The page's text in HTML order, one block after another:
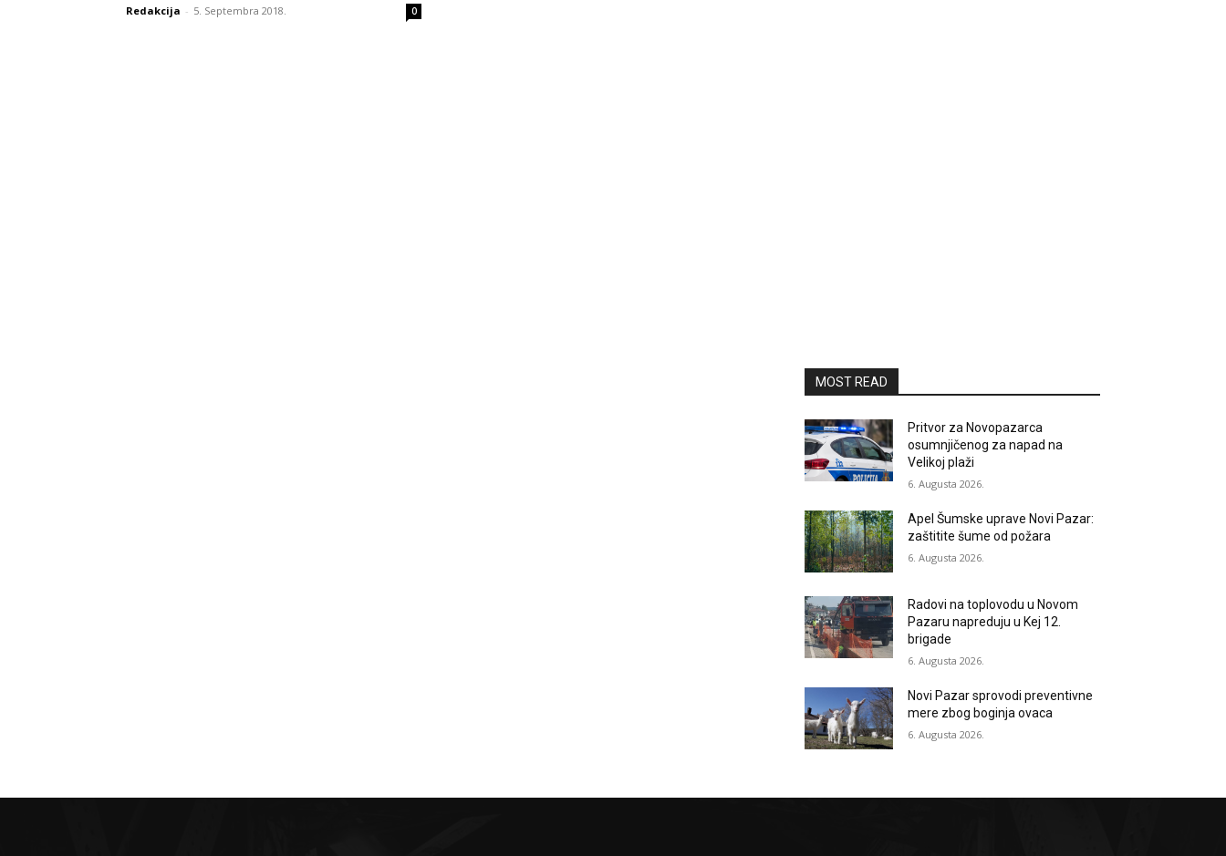
Redakcija - 5. Septembra 2018. 0
MOST READ
Pritvor za Novopazarca
osumnjičenog za napad na
Velikoj plaži
6. Augusta 2026.
Apel Šumske uprave Novi Pazar:
zaštitite šume od požara
6. Augusta 2026.
Radovi na toplovodu u Novom
Pazaru napreduju u Kej 12.
brigade
6. Augusta 2026.
Novi Pazar sprovodi preventivne
mere zbog boginja ovaca
6. Augusta 2026.